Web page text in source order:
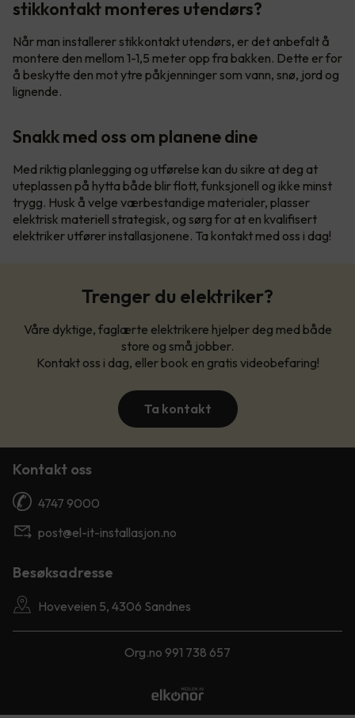
stikkontakt monteres utendørs?
Når man installerer stikkontakt utendørs, er det anbefalt å
montere den mellom 1-1,5 meter opp fra bakken. Dette er for
å beskytte den mot ytre påkjenninger som vann, snø, jord og
lignende.
Snakk med oss om planene dine
Med riktig planlegging og utførelse kan du sikre at deg at
uteplassen på hytta både blir flott, funksjonell og ikke minst
trygg. Husk å velge værbestandige materialer, plasser
elektrisk materiell strategisk, og sørg for at en kvalifisert
elektriker utfører installasjonene. Ta kontakt med oss i dag!
Trenger du elektriker?
Våre dyktige, faglærte elektrikere hjelper deg med både
store og små jobber.
Kontakt oss i dag, eller book en gratis videobefaring!
Ta kontakt
Kontakt oss
4747 9000
post@el-it-installasjon.no
Besøksadresse
Hoveveien 5, 4306 Sandnes
Org.no 991 738 657